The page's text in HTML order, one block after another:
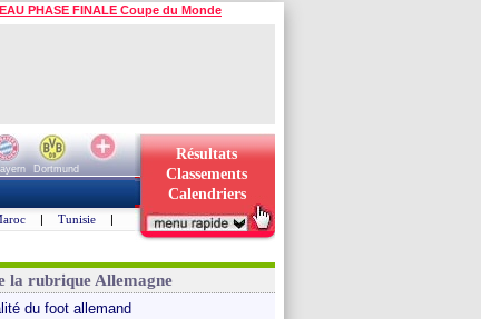
PHASE FINALE Coupe du Monde
Dortmund
Résultats
Classements
Calendriers
| Tunisie |
la rubrique Allemagne
du foot allemand